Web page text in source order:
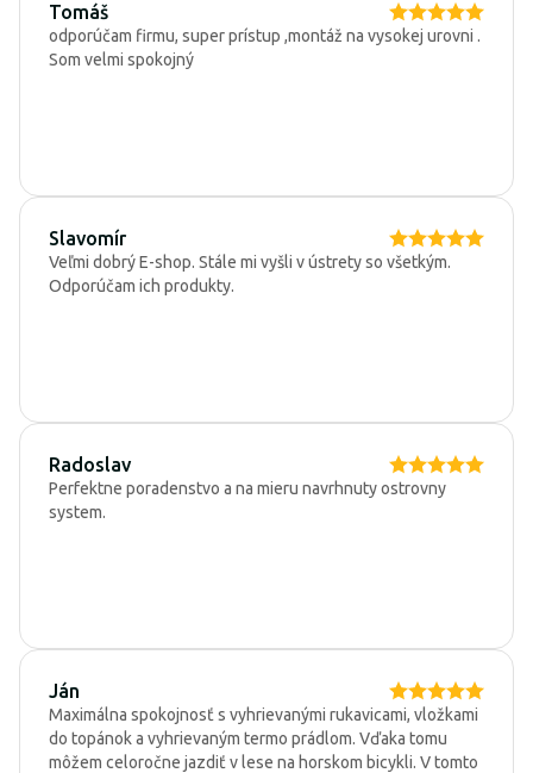
Tomáš
odporúčam firmu, super prístup ,montáž na vysokej urovni .
Som velmi spokojný
Slavomír
Veľmi dobrý E-shop. Stále mi vyšli v ústrety so všetkým.
Odporúčam ich produkty.
Radoslav
Perfektne poradenstvo a na mieru navrhnuty ostrovny
system.
Ján
Maximálna spokojnosť s vyhrievanými rukavicami, vložkami
do topánok a vyhrievaným termo prádlom. Vďaka tomu
môžem celoročne jazdiť v lese na horskom bicykli. V tomto